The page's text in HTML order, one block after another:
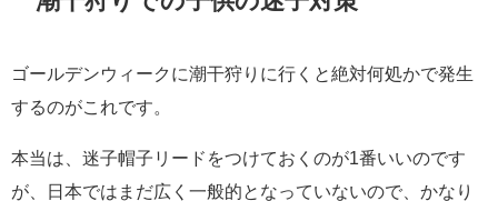
ゴールデンウィークに潮干狩りに行くと絶対何処かで発生
するのがこれです。
本当は、迷子帽子リードをつけておくのが1番いいのです
が、日本ではまだ広く一般的となっていないので、かなり